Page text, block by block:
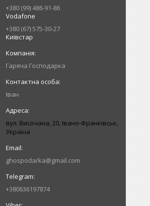
+380 (99) 486-91-86
Vodafone
+380 (67) 575-30-27
Київстар
Гаряча Господарка
Іван
вул. Височана, 20, Івано-Франківськ,
Україна
ghospodarka@gmail.com
+380636197874